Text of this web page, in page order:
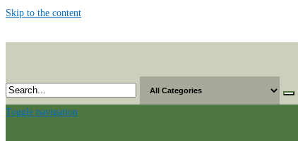
Skip to the content
Toggle navigation